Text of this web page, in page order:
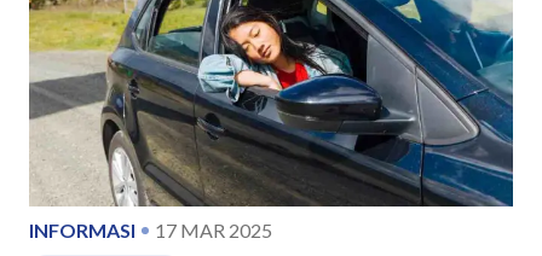
INFORMASI 17 MAR 2025